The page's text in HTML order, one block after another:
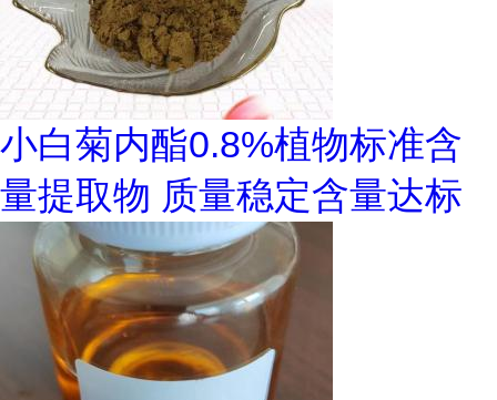
小白菊内酯0.8%植物标准含
量提取物 质量稳定含量达标